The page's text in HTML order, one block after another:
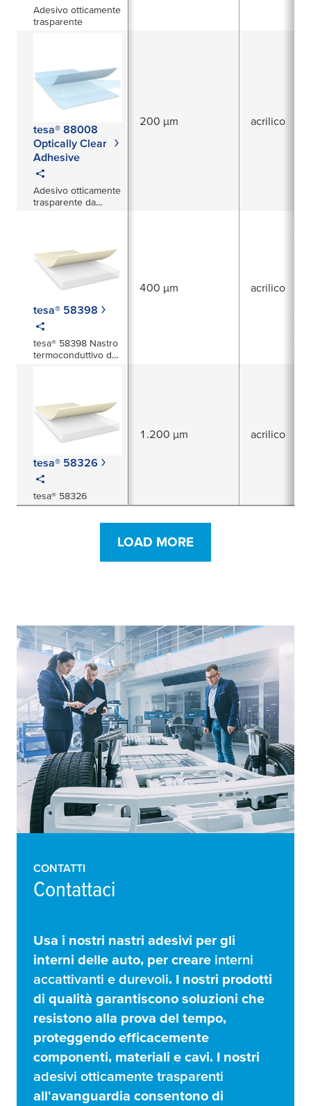
Adesivo otticamente
trasparente
tesa® 88008
Optically Clear
Adhesive
Adesivo otticamente
trasparente da
200 µm acrilico
tesa® 58398
tesa® 58398 Nastro
termoconduttivo da
400 µm acrilico
tesa® 58326
tesa® 58326
1.200 µm acrilico
LOAD MORE
CONTATTI
Contattaci
Usa i nostri nastri adesivi per gli
interni delle auto, per creare interni
accattivanti e durevoli. I nostri prodotti
di qualità garantiscono soluzioni che
resistono alla prova del tempo,
proteggendo efficacemente
componenti, materiali e cavi. I nostri
adesivi otticamente trasparenti
all'avanguardia consentono di